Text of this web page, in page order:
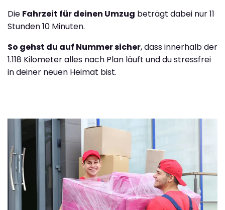
Die Fahrzeit für deinen Umzug beträgt dabei nur 11
Stunden 10 Minuten.
So gehst du auf Nummer sicher, dass innerhalb der
1.118 Kilometer alles nach Plan läuft und du stressfrei
in deiner neuen Heimat bist.